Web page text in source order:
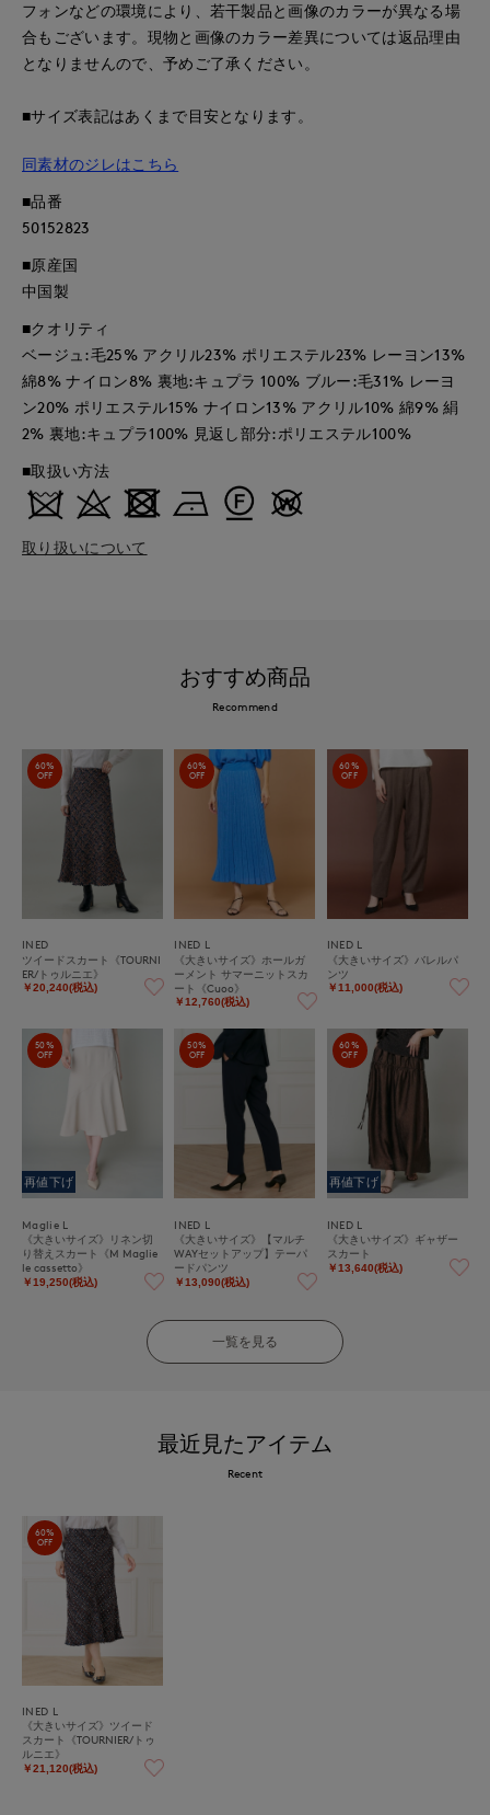
フォンなどの環境により、若干製品と画像のカラーが異なる場
合もございます。現物と画像のカラー差異については返品理由
となりませんので、予めご了承ください。
■サイズ表記はあくまで目安となります。
同素材のジレはこちら
■品番
50152823
■原産国
中国製
■クオリティ
ベージュ:毛25% アクリル23% ポリエステル23% レーヨン13%
綿8% ナイロン8% 裏地:キュプラ 100% ブルー:毛31% レーヨ
ン20% ポリエステル15% ナイロン13% アクリル10% 綿9% 絹
2% 裏地:キュプラ100% 見返し部分:ポリエステル100%
■取扱い方法
取り扱いについて
おすすめ商品
Recommend
60%
OFF
INED
ツイードスカート《TOURNI
ER/トゥルニエ》
￥20,240(税込)
60%
OFF
INED L
《大きいサイズ》ホールガ
ーメント サマーニットスカ
ート《Cuoo》
￥12,760(税込)
60%
OFF
INED L
《大きいサイズ》バレルパ
ンツ
￥11,000(税込)
50%
OFF
再値下げ
Maglie L
《大きいサイズ》リネン切
り替えスカート《M Maglie
le cassetto》
￥19,250(税込)
50%
OFF
INED L
《大きいサイズ》【マルチ
WAYセットアップ】テーパ
ードパンツ
￥13,090(税込)
60%
OFF
再値下げ
INED L
《大きいサイズ》ギャザー
スカート
￥13,640(税込)
一覧を見る
最近見たアイテム
Recent
60%
OFF
INED L
《大きいサイズ》ツイード
スカート《TOURNIER/トゥ
ルニエ》
￥21,120(税込)